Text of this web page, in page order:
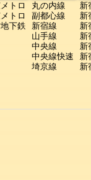
トロ
トロ
下鉄
丸の内線
副都心線
新宿線
山手線
中央線
中央線快速
埼京線
新
新
新
新
新
新
新